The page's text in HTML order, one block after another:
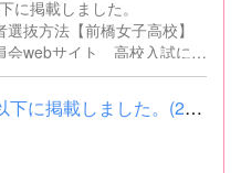
ください。 （1）地
（以下のいずれかに該当す
・群馬県職員と
該処分の日から2年を経過
63条までに規定する罪を犯
に掲載しました。
抜方法【前橋女子高校】
会webサイト 高校入試に関
入学者選抜に関する情報を以下に掲載しました。(2026.8.4) ■令和...